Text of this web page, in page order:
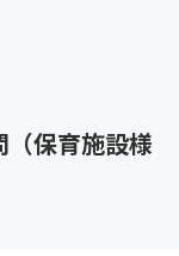
保育施設様